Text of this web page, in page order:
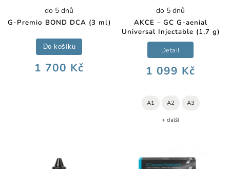
G-Premio BOND DCA (3 ml)
do 5 dnů
1 700 Kč
Do košíku
AKCE - GC G-aenial
Universal Injectable (1,7 g)
do 5 dnů
1 099 Kč
Detail
A1 A2 A3
+ další